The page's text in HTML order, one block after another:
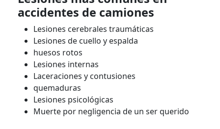
accidentes de camiones
Lesiones cerebrales traumáticas
Lesiones de cuello y espalda
huesos rotos
Lesiones internas
Laceraciones y contusiones
quemaduras
Lesiones psicológicas
Muerte por negligencia de un ser querido